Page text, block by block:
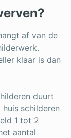
af van de
klaar is dan
duurt
schilderen
1 tot 2
aantal